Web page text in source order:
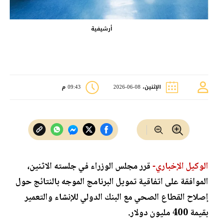
أرشيفية
الإثنين، 08-06-2026 09:43 م
الوكيل الإخباري-قرر مجلس الوزراء في جلسته الاثنين،
الموافقة على اتفاقية تمويل البرنامج الموجه بالنتائج حول
إصلاح القطاع الصحي مع البنك الدولي للإنشاء والتعمير
بقيمة 400 مليون دولار.